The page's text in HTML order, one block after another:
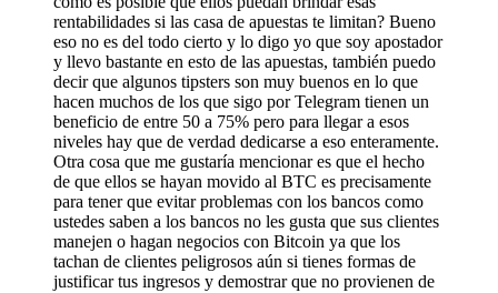
rentabilidades si las casa de apuestas te limitan? Bueno
eso no es del todo cierto y lo digo yo que soy apostador
y llevo bastante en esto de las apuestas, también puedo
decir que algunos tipsters son muy buenos en lo que
hacen muchos de los que sigo por Telegram tienen un
beneficio de entre 50 a 75% pero para llegar a esos
niveles hay que de verdad dedicarse a eso enteramente.
Otra cosa que me gustaría mencionar es que el hecho
de que ellos se hayan movido al BTC es precisamente
para tener que evitar problemas con los bancos como
ustedes saben a los bancos no les gusta que sus clientes
manejen o hagan negocios con Bitcoin ya que los
tachan de clientes peligrosos aún si tienes formas de
justificar tus ingresos y demostrar que no provienen de